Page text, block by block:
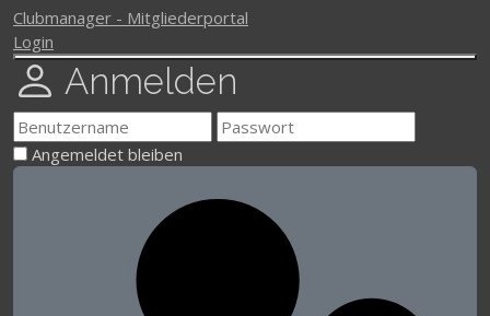
Clubmanager - Mitgliederportal
Login
Anmelden
Angemeldet bleiben